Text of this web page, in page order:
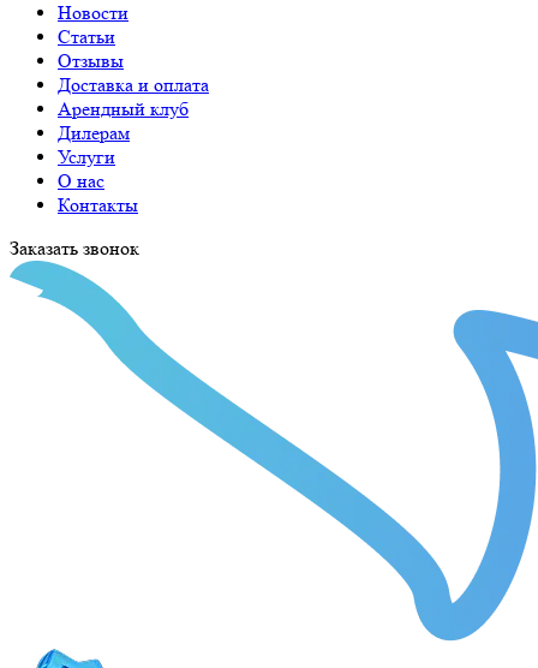
Новости
Статьи
Отзывы
Доставка и оплата
Арендный клуб
Дилерам
Услуги
О нас
Контакты
Заказать звонок